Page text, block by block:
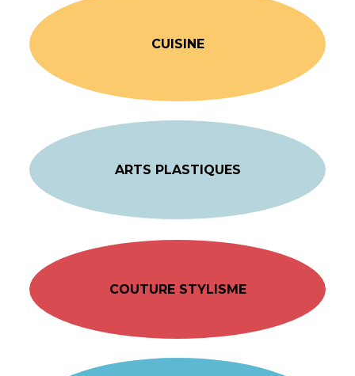
CUISINE
ARTS PLASTIQUES
COUTURE STYLISME